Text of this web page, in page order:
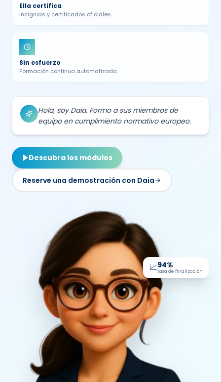
Ella certifica
Insignias y certificados oficiales
Sin esfuerzo
Formación continua automatizada
Hola, soy Daia. Formo a sus miembros de
equipo en cumplimiento normativo europeo.
Descubra los módulos
Reserve una demostración con Daia
📈94%
tasa de finalización